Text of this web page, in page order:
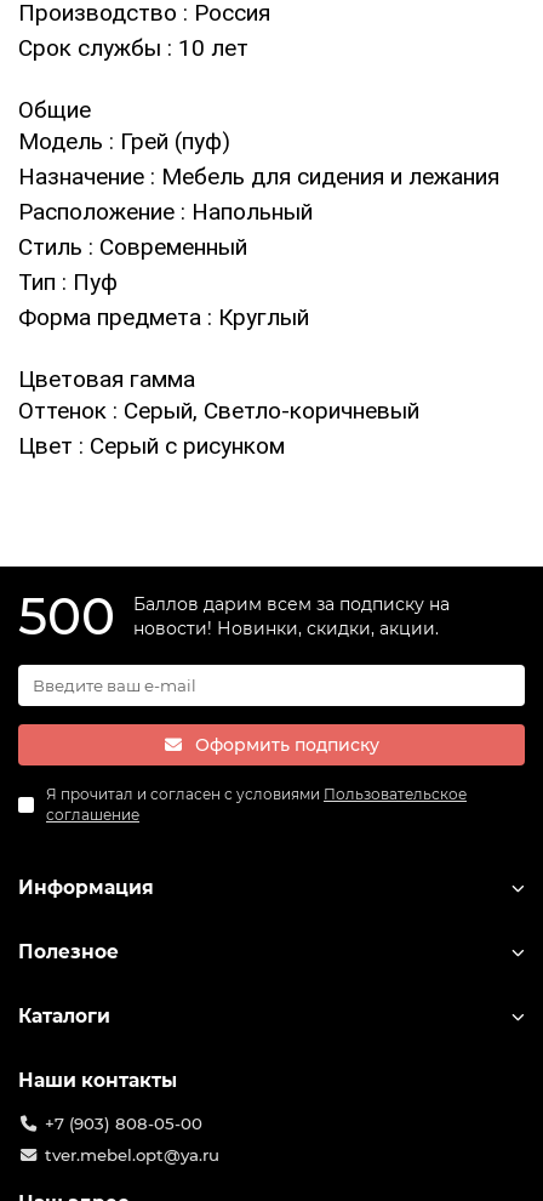
Производство : Россия
Срок службы : 10 лет
Общие
Модель : Грей (пуф)
Назначение : Мебель для сидения и лежания
Расположение : Напольный
Стиль : Современный
Тип : Пуф
Форма предмета : Круглый
Цветовая гамма
Оттенок : Серый, Светло-коричневый
Цвет : Серый с рисунком
500
Баллов дарим всем за подписку на
новости! Новинки, скидки, акции.
Оформить подписку
Я прочитал и согласен с условиями Пользовательское
соглашение
Информация
Полезное
Каталоги
Наши контакты
+7 (903) 808-05-00
tver.mebel.opt@ya.ru